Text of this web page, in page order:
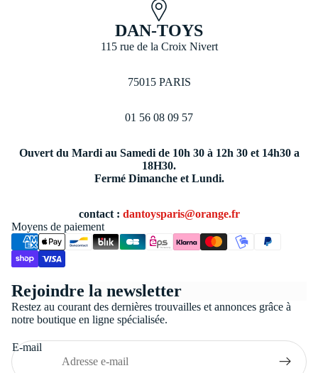
DAN-TOYS
115 rue de la Croix Nivert
75015 PARIS
01 56 08 09 57
Ouvert du Mardi au Samedi de 10h 30 à 12h 30 et 14h30 a
18H30.
Fermé Dimanche et Lundi.
contact : dantoysparis@orange.fr
Moyens de paiement
Rejoindre la newsletter
Restez au courant des dernières trouvailles et annonces grâce à
notre boutique en ligne spécialisée.
E-mail
Conditions générales de vente
Coordonnées
Politique d’expédition